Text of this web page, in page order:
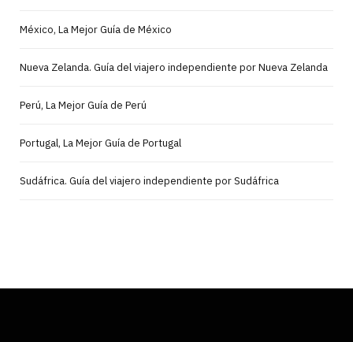
México, La Mejor Guía de México
Nueva Zelanda. Guía del viajero independiente por Nueva Zelanda
Perú, La Mejor Guía de Perú
Portugal, La Mejor Guía de Portugal
Sudáfrica. Guía del viajero independiente por Sudáfrica